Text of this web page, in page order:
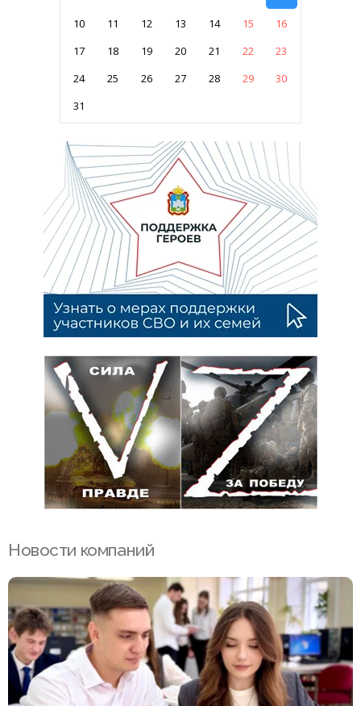
10
11 12 13 14 15
16
17
18 19 20 21 22
23
24
25 26 27 28 29
30
31
Новости компаний